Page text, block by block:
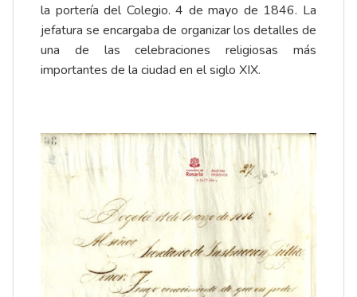
la portería del Colegio. 4 de mayo de 1846. La
jefatura se encargaba de organizar los detalles de
una de las celebraciones religiosas más
importantes de la ciudad en el siglo XIX.